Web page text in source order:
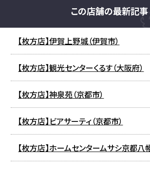
この店舗の最新記事
【枚方店】伊賀上野城（伊賀市）
【枚方店】観光センターくるす（大阪府）
【枚方店】神泉苑（京都市）
【枚方店】ビアサーティ（京都市）
【枚方店】ホームセンタームサシ京都八